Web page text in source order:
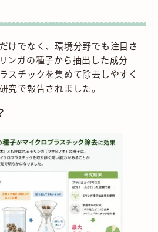
けでなく、環境分野でも注目さ
ンガの種子から抽出した成分
スチックを集めて除去しやすく
究で報告されました。